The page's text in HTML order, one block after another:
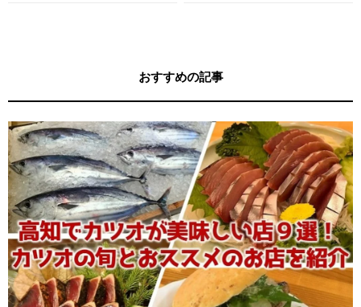
おすすめの記事